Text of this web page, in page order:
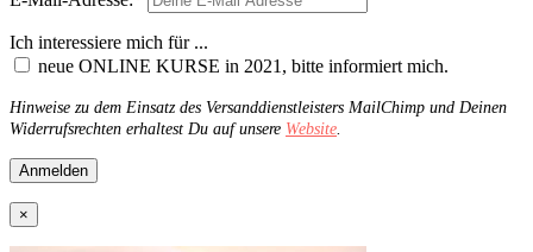
Ich interessiere mich für ...
neue ONLINE KURSE in 2021, bitte informiert mich.
Hinweise zu dem Einsatz des Versanddienstleisters MailChimp und Deinen
Widerrufsrechten erhaltest Du auf unsere Website
×